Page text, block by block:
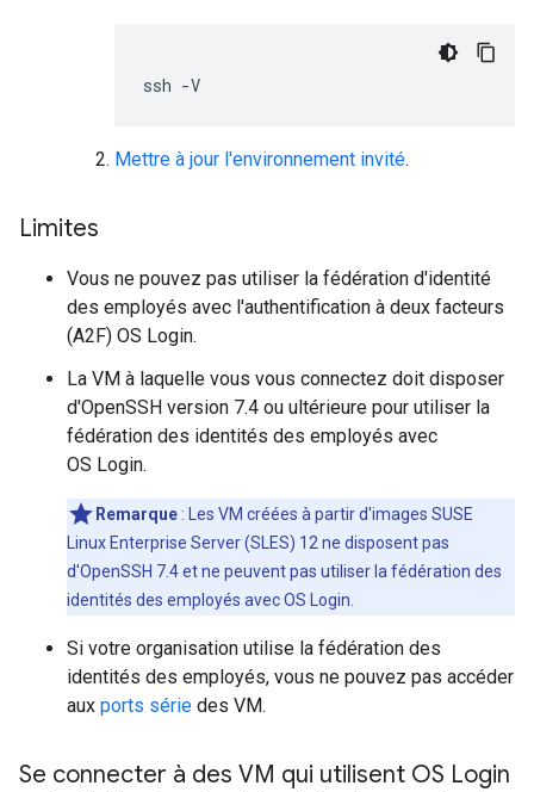
Mettre à jour l'environnement invité.
Limites
Vous ne pouvez pas utiliser la fédération d'identité
des employés avec l'authentification à deux facteurs
(A2F) OS Login.
La VM à laquelle vous vous connectez doit disposer
d'OpenSSH version 7.4 ou ultérieure pour utiliser la
fédération des identités des employés avec
OS Login.
Remarque : Les VM créées à partir d'images SUSE
Linux Enterprise Server (SLES) 12 ne disposent pas
d'OpenSSH 7.4 et ne peuvent pas utiliser la fédération des
identités des employés avec OS Login.
Si votre organisation utilise la fédération des
identités des employés, vous ne pouvez pas accéder
aux ports série des VM.
Se connecter à des VM qui utilisent OS Login